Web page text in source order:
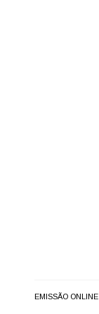
EMISSÃO ONLINE